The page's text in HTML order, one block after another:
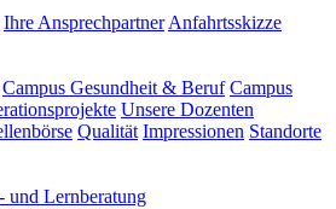
Ihre Ansprechpartner Anfahrtsskizze
Campus Gesundheit & Beruf Campus
Unsere Dozenten
Qualität Impressionen Standorte
und Lernberatung